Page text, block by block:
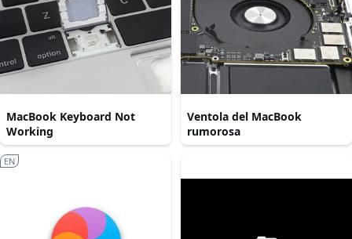
MacBook Keyboard Not
Working
Ventola del MacBook
rumorosa
EN